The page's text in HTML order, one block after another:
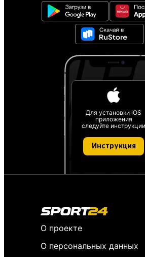
Для установки iOS
приложения
следуйте инструкции
Инструкция
О проекте
О персональных данных